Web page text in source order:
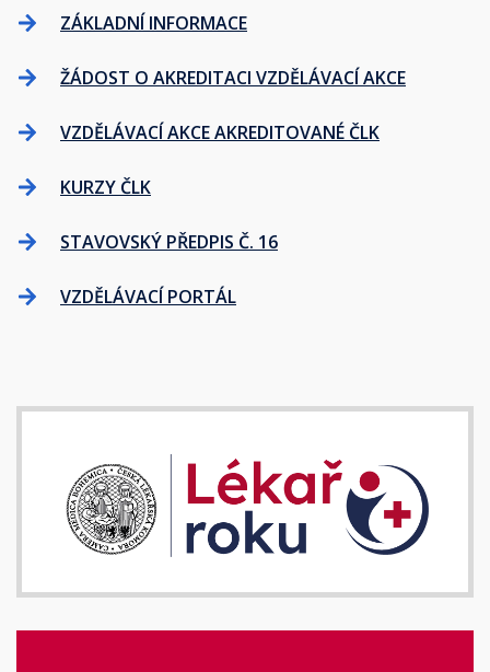
ZÁKLADNÍ INFORMACE
ŽÁDOST O AKREDITACI VZDĚLÁVACÍ AKCE
VZDĚLÁVACÍ AKCE AKREDITOVANÉ ČLK
KURZY ČLK
STAVOVSKÝ PŘEDPIS Č. 16
VZDĚLÁVACÍ PORTÁL